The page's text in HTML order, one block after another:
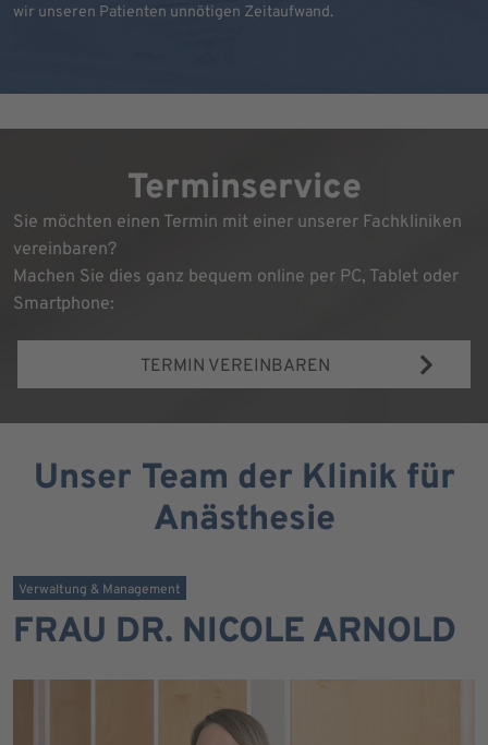
wir unseren Patienten unnötigen Zeitaufwand.
Terminservice
Sie möchten einen Termin mit einer unserer Fachkliniken
vereinbaren?
Machen Sie dies ganz bequem online per PC, Tablet oder
Smartphone:
TERMIN VEREINBAREN
Unser Team der Klinik für
Anästhesie
Verwaltung & Management
FRAU DR. NICOLE ARNOLD